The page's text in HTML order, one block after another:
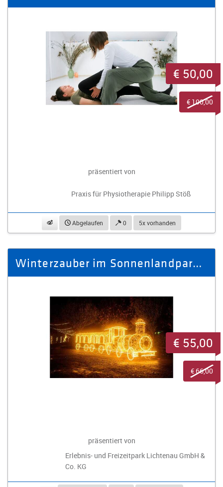
präsentiert von
Praxis für Physiotherapie Philipp Stöß
beobachtenAbgelaufen 0 5x vorhanden
€ 50,00
€ 100,00
Winterzauber im Sonnenlandpark - Ausflug Winter 2025/26 für 4 Personen
präsentiert von
Erlebnis- und Freizeitpark Lichtenau GmbH &
Co. KG
€ 55,00
€ 66,00